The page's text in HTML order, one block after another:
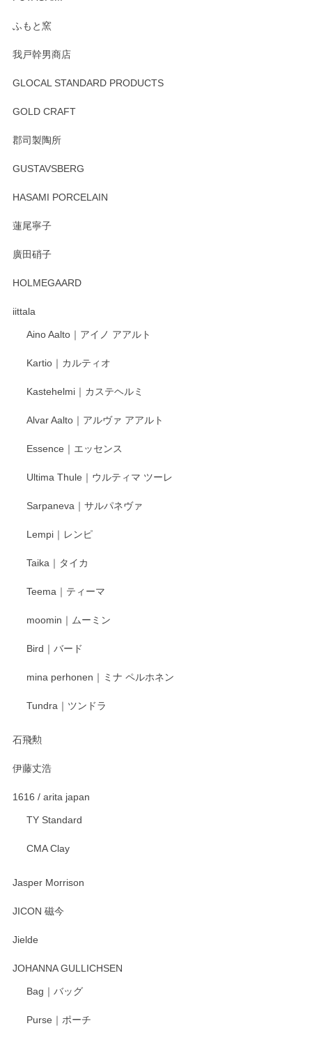
ふもと窯
我戸幹男商店
GLOCAL STANDARD PRODUCTS
GOLD CRAFT
郡司製陶所
GUSTAVSBERG
HASAMI PORCELAIN
蓮尾寧子
廣田硝子
HOLMEGAARD
iittala
Aino Aalto｜アイノ アアルト
Kartio｜カルティオ
Kastehelmi｜カステヘルミ
Alvar Aalto｜アルヴァ アアルト
Essence｜エッセンス
Ultima Thule｜ウルティマ ツーレ
Sarpaneva｜サルパネヴァ
Lempi｜レンピ
Taika｜タイカ
Teema｜ティーマ
moomin｜ムーミン
Bird｜バード
mina perhonen｜ミナ ペルホネン
Tundra｜ツンドラ
石飛勲
伊藤丈浩
1616 / arita japan
TY Standard
CMA Clay
Jasper Morrison
JICON 磁今
Jielde
JOHANNA GULLICHSEN
Bag｜バッグ
Purse｜ポーチ